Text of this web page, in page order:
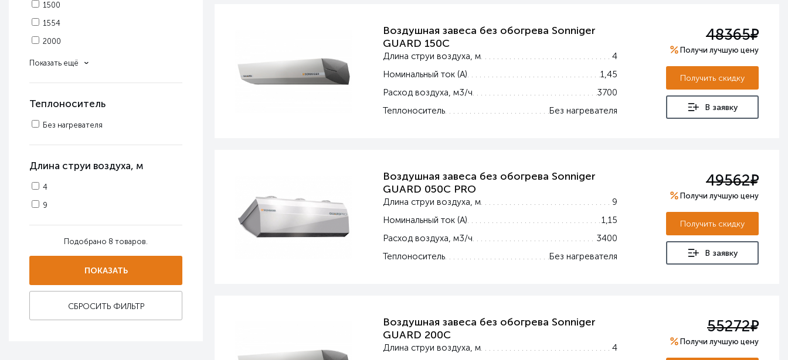
1500
1554
2000
2024
Показать ещё
Теплоноситель
Без нагревателя
Длина струи воздуха, м
4
9
Подобрано 8 товаров.
СБРОСИТЬ ФИЛЬТР
Воздушная завеса без обогрева Sonniger
GUARD 150C
Длина струи воздуха, м
4
Номинальный ток (А)
1,45
Расход воздуха, м3/ч
3700
Теплоноситель
Без нагревателя
48365е
Получи лучшую цену
Получить скидку
В заявку
Воздушная завеса без обогрева Sonniger
GUARD 050C PRO
Длина струи воздуха, м
9
Номинальный ток (А)
1,15
Расход воздуха, м3/ч
3400
Теплоноситель
Без нагревателя
49562е
Получи лучшую цену
Получить скидку
В заявку
Воздушная завеса без обогрева Sonniger
GUARD 200C
Длина струи воздуха, м
4
55272е
Получи лучшую цену